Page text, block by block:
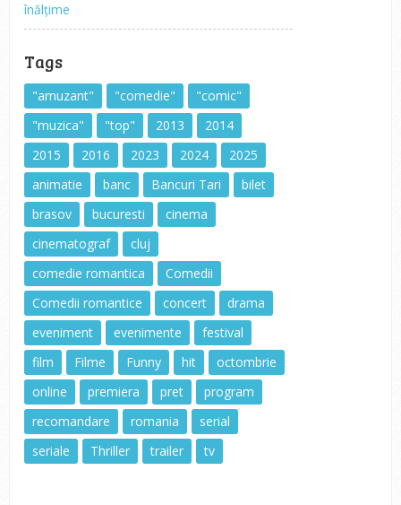
înălțime
Tags
"amuzant" "comedie"
"comic"
"muzica"
"top" 2013
2014
2015
2016 2023 2024
2025
animatie
banc Bancuri Tari
bilet
brasov
bucuresti
cinema
cinematograf
cluj
comedie romantica
Comedii
Comedii romantice
concert
drama
eveniment
evenimente
festival
film
Filme Funny hit
octombrie
online
premiera pret
program
recomandare
romania
serial
seriale
Thriller trailer tv